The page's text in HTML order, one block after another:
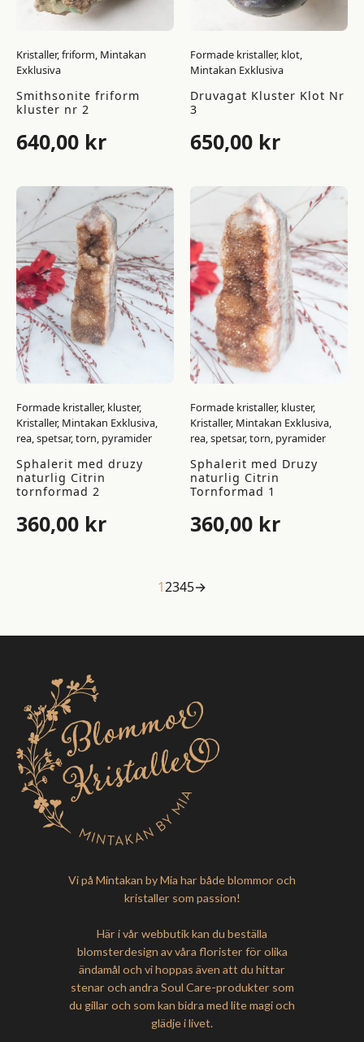
Kristaller, friform, Mintakan
Exklusiva
Smithsonite friform
kluster nr 2
640,00 kr
Formade kristaller, klot,
Mintakan Exklusiva
Druvagat Kluster Klot Nr
3
650,00 kr
Formade kristaller, kluster,
Kristaller, Mintakan Exklusiva,
rea, spetsar, torn, pyramider
Sphalerit med druzy
naturlig Citrin
tornformad 2
360,00 kr
Formade kristaller, kluster,
Kristaller, Mintakan Exklusiva,
rea, spetsar, torn, pyramider
Sphalerit med Druzy
naturlig Citrin
Tornformad 1
360,00 kr
12345→
Vi på Mintakan by Mia har både blommor och
kristaller som passion!
Här i vår webbutik kan du beställa
blomsterdesign av våra florister för olika
ändamål och vi hoppas även att du hittar
stenar och andra Soul Care-produkter som
du gillar och som kan bidra med lite magi och
glädje i livet.